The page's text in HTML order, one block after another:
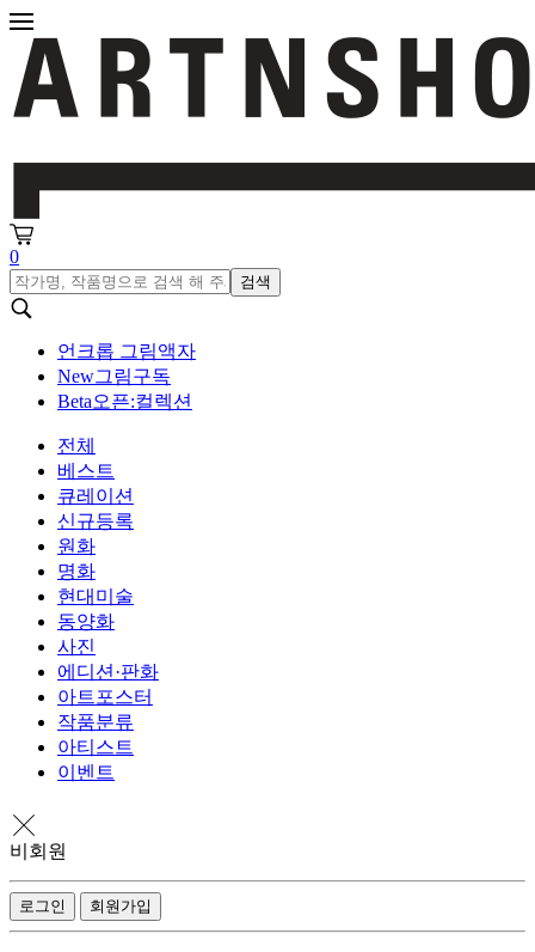
0
검색
언크롭 그림액자
New그림구독
Beta오픈:컬렉션
전체
베스트
큐레이션
신규등록
원화
명화
현대미술
동양화
사진
에디션·판화
아트포스터
작품분류
아티스트
이벤트
비회원
로그인 회원가입